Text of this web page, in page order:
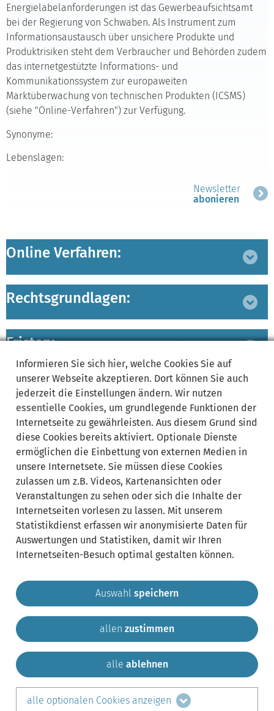
Energielabelanforderungen ist das Gewerbeaufsichtsamt
bei der Regierung von Schwaben. Als Instrument zum
Informationsaustausch über unsichere Produkte und
Produktrisiken steht dem Verbraucher und Behörden zudem
das internetgestützte Informations- und
Kommunikationssystem zur europaweiten
Marktüberwachung von technischen Produkten (ICSMS)
(siehe "Online-Verfahren") zur Verfügung.
Synonyme:
Lebenslagen:
Newsletter
abonieren
Online Verfahren:
Rechtsgrundlagen:
Bereich
Fristen:
Bereich
ausklappen
Verwandte Leistungen:
Bereich
ausklappen
zuständige Ämter/
Sachgebiete:
Bereich
ausklappen
Lebenslagen:
Gemeinde Krailling Impressum
Sitemap
Kontakt
teilen auf:
LinkedIn
Informieren Sie sich hier, welche Cookies Sie auf
unserer Webseite akzeptieren. Dort können Sie auch
jederzeit die Einstellungen ändern. Wir nutzen
essentielle Cookies, um grundlegende Funktionen der
Internetseite zu gewährleisten. Aus diesem Grund sind
diese Cookies bereits aktiviert. Optionale Dienste
ermöglichen die Einbettung von externen Medien in
unsere Internetsete. Sie müssen diese Cookies
zulassen um z.B. Videos, Kartenansichten oder
Veranstaltungen zu sehen oder sich die Inhalte der
Internetseiten vorlesen zu lassen. Mit unserem
Statistikdienst erfassen wir anonymisierte Daten für
Auswertungen und Statistiken, damit wir Ihren
Internetseiten-Besuch optimal gestalten können.
Auswahl speichern
allen zustimmen
alle ablehnen
alle optionalen Cookies anzeigen